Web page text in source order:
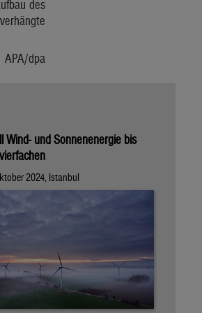
des
APA/dpa
Wind- und Sonnenenergie bis
2024, Istanbul